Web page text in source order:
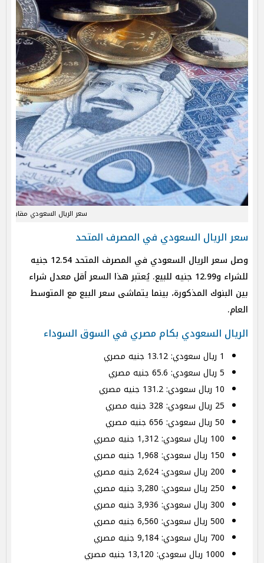
سعر الريال السعودي مقابل
سعر الريال السعودي في المصرف المتحد
وصل سعر الريال السعودي في المصرف المتحد 12.54 جنيه
للشراء و12.99 جنيه للبيع. يُعتبر هذا السعر أقل معدل شراء
بين البنوك المذكورة، بينما يتماشى سعر البيع مع المتوسط
العام.
الريال السعودي بكام مصري في السوق السوداء
1 ريال سعودي: 13.12 جنيه مصري
5 ريال سعودي: 65.6 جنيه مصري
10 ريال سعودي: 131.2 جنيه مصري
25 ريال سعودي: 328 جنيه مصري
50 ريال سعودي: 656 جنيه مصري
100 ريال سعودي: 1,312 جنيه مصري
150 ريال سعودي: 1,968 جنيه مصري
200 ريال سعودي: 2,624 جنيه مصري
250 ريال سعودي: 3,280 جنيه مصري
300 ريال سعودي: 3,936 جنيه مصري
500 ريال سعودي: 6,560 جنيه مصري
700 ريال سعودي: 9,184 جنيه مصري
1000 ريال سعودي: 13,120 جنيه مصري